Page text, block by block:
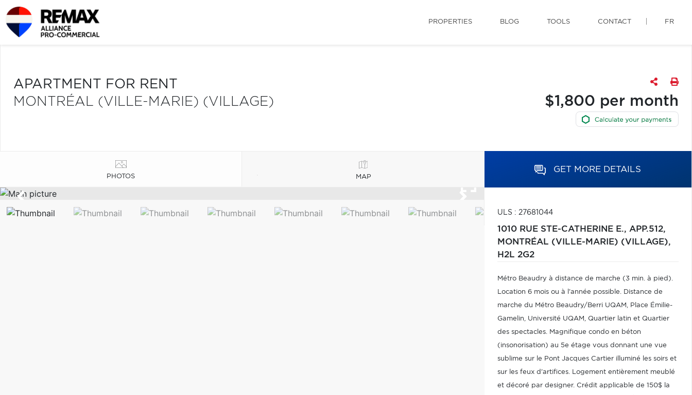
PROPERTIES BLOG TOOLS CONTACT FR
APARTMENT FOR RENT
MONTRÉAL (VILLE-MARIE) (VILLAGE)
$1,800 per month
PHOTOS MAP
GET MORE DETAILS
ULS : 27681044
1010 RUE STE-CATHERINE E., APP.512,
MONTRÉAL (VILLE-MARIE) (VILLAGE),
H2L 2G2
Métro Beaudry à distance de marche (3 min. à pied).
Location 6 mois ou à l'année possible. Distance de
marche du Métro Beaudry/Berri UQAM, Place Émilie-
Gamelin, Université UQAM, Quartier latin et Quartier
des spectacles. Magnifique condo en béton
(insonorisation) au 5e étage vous donnant une vue
sublime sur le Pont Jacques Cartier illuminé les soirs et
sur les feux d'artifices. Logement entièrement meublé
et décoré par designer. Crédit applicable de 150$ la